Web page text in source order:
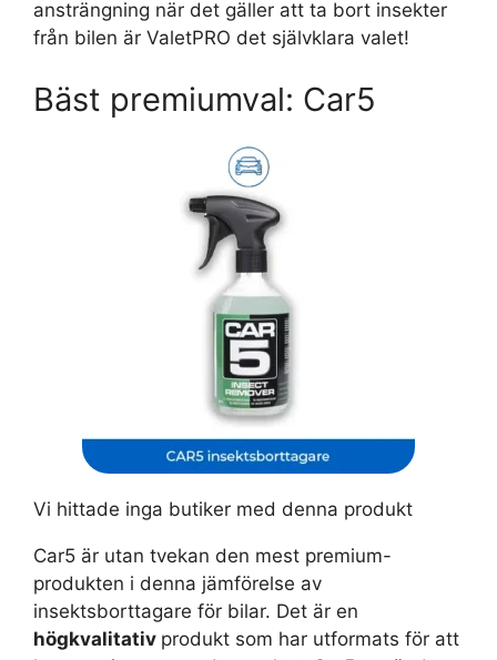
ansträngning när det gäller att ta bort insekter
från bilen är ValetPRO det självklara valet!
Bäst premiumval: Car5
Vi hittade inga butiker med denna produkt
Car5 är utan tvekan den mest premium-
produkten i denna jämförelse av
insektsborttagare för bilar. Det är en
högkvalitativ produkt som har utformats för att